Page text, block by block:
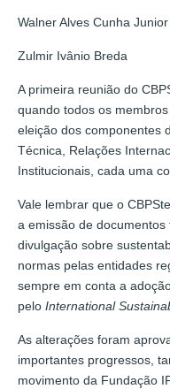
Walner Alves Cunha Junior
Zulmir Ivânio Breda
A primeira reunião do
quando todos os
eleição dos componentes
Técnica, Relações
Institucionais, cada uma
Vale lembrar que o
a emissão de
divulgação sobre
normas pelas entidades
sempre em conta a
pelo International
As alterações foram
importantes progressos,
movimento da Fundação